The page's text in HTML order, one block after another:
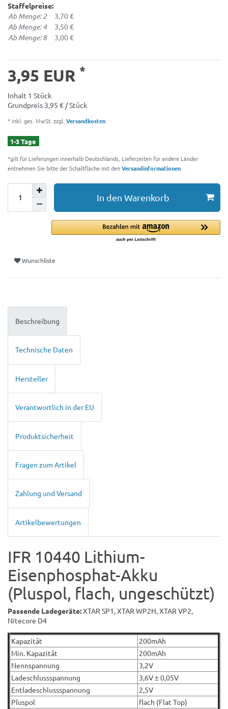
Staffelpreise:
Ab Menge: 2 3,70 €
Ab Menge: 4 3,50 €
Ab Menge: 8 3,00 €
3,95 EUR *
Inhalt 1 Stück
Grundpreis 3,95 € / Stück
* inkl. ges. MwSt. zzgl. Versandkosten
1-3 Tage
*gilt für Lieferungen innerhalb Deutschlands, Lieferzeiten für andere Länder
entnehmen Sie bitte der Schaltfläche mit denVersandinformationen
In den Warenkorb
Wunschliste
Beschreibung
Technische Daten
Hersteller
Verantwortlich in der EU
Produktsicherheit
Fragen zum Artikel
Zahlung und Versand
Artikelbewertungen
IFR 10440 Lithium-
Eisenphosphat-Akku
(Pluspol, flach, ungeschützt)
Passende Ladegeräte:XTAR SP1, XTAR WP2H, XTAR VP2,
Nitecore D4
Kapazität
200mAh
Min. Kapazität
200mAh
Nennspannung
3,2V
Ladeschlussspannung
3,6V ± 0,05V
Entladeschlussspannung
2,5V
Pluspol
flach (Flat Top)